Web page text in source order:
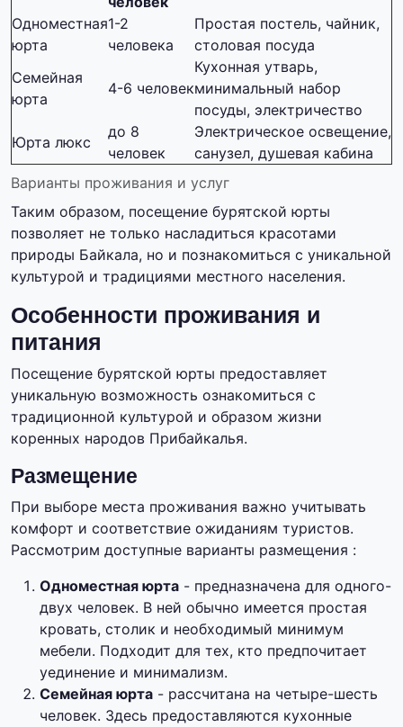
Варианты проживания и услуг
Одноместная
юрта
1-2
человека
Простая постель, чайник,
столовая посуда
Семейная
юрта
4-6 человек
Кухонная утварь,
минимальный набор
посуды, электричество
Юрта люкс
до 8
человек
Электрическое освещение,
санузел, душевая кабина
Таким образом, посещение бурятской юрты
позволяет не только насладиться красотами
природы Байкала, но и познакомиться с уникальной
культурой и традициями местного населения.
Особенности проживания и
питания
Посещение бурятской юрты предоставляет
уникальную возможность ознакомиться с
традиционной культурой и образом жизни
коренных народов Прибайкалья.
Размещение
При выборе места проживания важно учитывать
комфорт и соответствие ожиданиям туристов.
Рассмотрим доступные варианты размещения :
Одноместная юрта - предназначена для одного-
двух человек. В ней обычно имеется простая
кровать, столик и необходимый минимум
мебели. Подходит для тех, кто предпочитает
уединение и минимализм.
Семейная юрта - рассчитана на четыре-шесть
человек. Здесь предоставляются кухонные